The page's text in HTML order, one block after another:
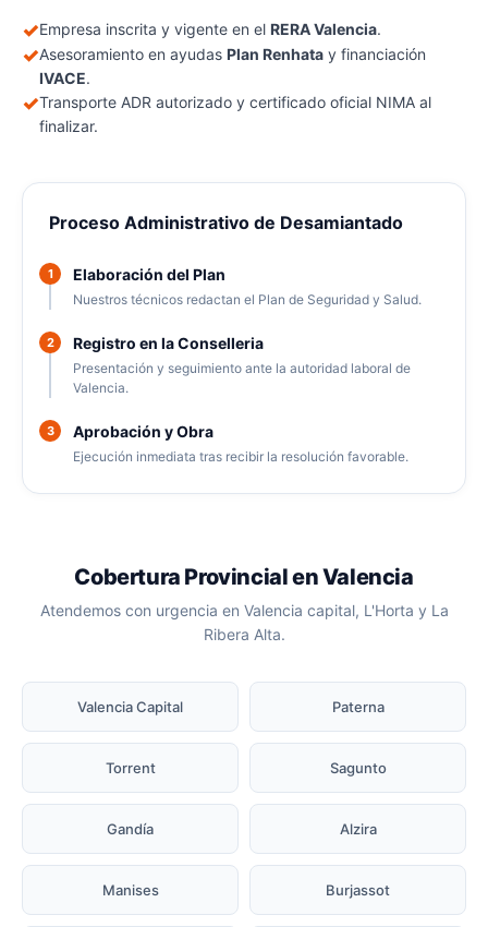
✓Empresa inscrita y vigente en el RERA Valencia.
✓Asesoramiento en ayudas Plan Renhata y financiación
IVACE.
✓Transporte ADR autorizado y certificado oficial NIMA al
finalizar.
Proceso Administrativo de Desamiantado
1 Elaboración del Plan
Nuestros técnicos redactan el Plan de Seguridad y Salud.
2 Registro en la Conselleria
Presentación y seguimiento ante la autoridad laboral de
Valencia.
3 Aprobación y Obra
Ejecución inmediata tras recibir la resolución favorable.
Cobertura Provincial en Valencia
Atendemos con urgencia en Valencia capital, L'Horta y La
Ribera Alta.
Valencia Capital Paterna
Torrent Sagunto
Gandía Alzira
Manises Burjassot